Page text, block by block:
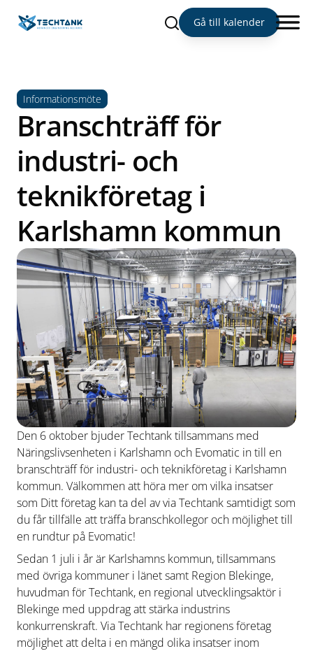
Sök Gå till kalender
Informationsmöte
Branschträff för
industri- och
teknikföretag i
Karlshamn kommun
Den 6 oktober bjuder Techtank tillsammans med
Näringslivsenheten i Karlshamn och Evomatic in till en
branschträff för industri- och teknikföretag i Karlshamn
kommun. Välkommen att höra mer om vilka insatser
som Ditt företag kan ta del av via Techtank samtidigt som
du får tillfälle att träffa branschkollegor och möjlighet till
en rundtur på Evomatic!
Sedan 1 juli i år är Karlshamns kommun, tillsammans
med övriga kommuner i länet samt Region Blekinge,
huvudman för Techtank, en regional utvecklingsaktör i
Blekinge med uppdrag att stärka industrins
konkurrenskraft. Via Techtank har regionens företag
möjlighet att delta i en mängd olika insatser inom